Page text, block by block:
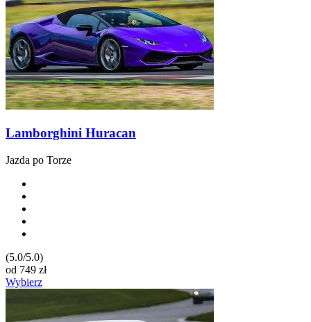
Lamborghini Huracan
Jazda po Torze
(5.0/5.0)
od 749 zł
Wybierz